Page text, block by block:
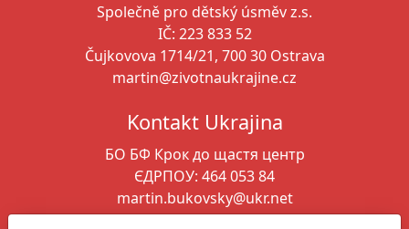
Společně pro dětský úsměv z.s.
IČ: 223 833 52
Čujkovova 1714/21, 700 30 Ostrava
martin@zivotnaukrajine.cz
Kontakt Ukrajina
БО БФ Крок до щастя центр
ЄДРПОУ: 464 053 84
martin.bukovsky@ukr.net
+380 664 346 261